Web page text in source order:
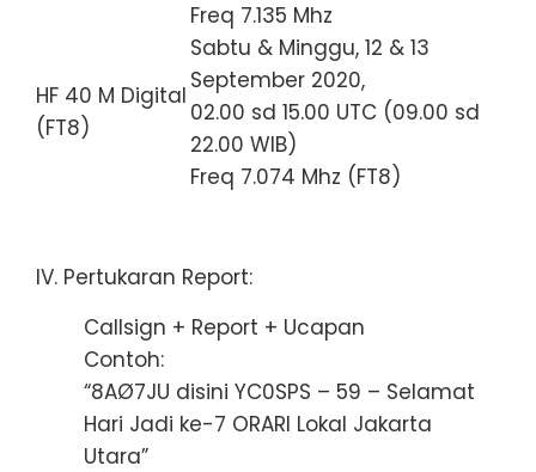
Freq 7.135 Mhz
HF 40 M Digital
(FT8)
Sabtu & Minggu, 12 & 13
September 2020,
02.00 sd 15.00 UTC (09.00 sd
22.00 WIB)
Freq 7.074 Mhz (FT8)
IV. Pertukaran Report:
Callsign + Report + Ucapan
Contoh:
“8AØ7JU disini YC0SPS – 59 – Selamat
Hari Jadi ke-7 ORARI Lokal Jakarta
Utara”